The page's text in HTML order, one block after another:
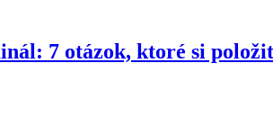
7 otázok, ktoré si